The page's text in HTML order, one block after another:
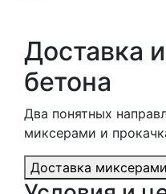
Доставка
бетона
Два понятных
миксерами и
Доставка миксерами